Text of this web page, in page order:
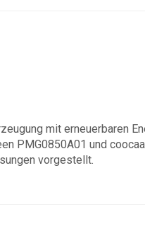
mit erneuerbaren
PMG0850A01 und
vorgestellt.